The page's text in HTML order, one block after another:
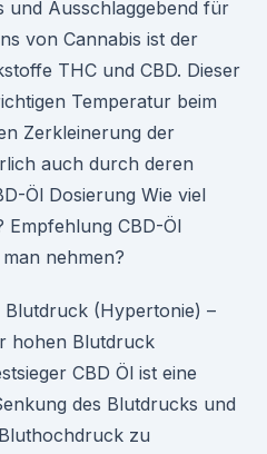
und Ausschlaggebend für
von Cannabis ist der
THC und CBD. Dieser
Temperatur beim
Zerkleinerung der
auch durch deren
Öl Dosierung Wie viel
Empfehlung CBD-Öl
nehmen?
Blutdruck (Hypertonie) –
hohen Blutdruck
CBD Öl ist eine
des Blutdrucks und
zu